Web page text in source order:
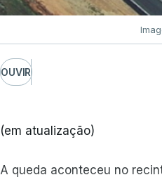
OUVIR
(em atualização)
A queda aconteceu no